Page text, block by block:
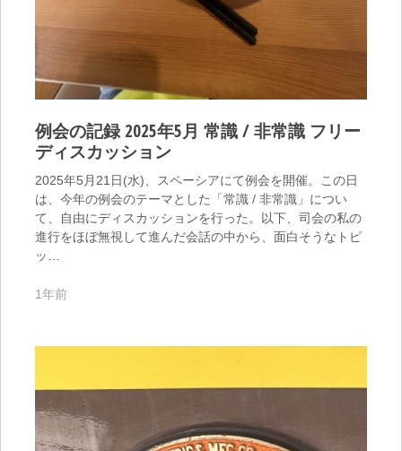
例会の記録 2025年5月 常識 / 非常識 フリー
ディスカッション
2025年5月21日(水)、スペーシアにて例会を開催。この日
は、今年の例会のテーマとした「常識 / 非常識」につい
て、自由にディスカッションを行った。以下、司会の私の
進行をほぼ無視して進んだ会話の中から、面白そうなトピ
ッ…
1年前